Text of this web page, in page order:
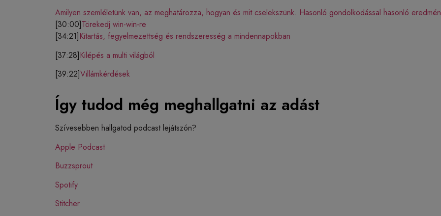
Amilyen szemléletünk van, az meghatározza, hogyan és mit cselekszünk. Hasonló gondolkodással hasonló
[30:00]Törekedj win-win-re
[34:21]Kitartás, fegyelmezettség és rendszeresség a mindennapokban
[37:28]Kilépés a multi világból
[39:22]Villámkérdések
Így tudod még meghallgatni az adást
Szívesebben hallgatod podcast lejátszón?
Apple Podcast
Buzzsprout
Spotify
Stitcher